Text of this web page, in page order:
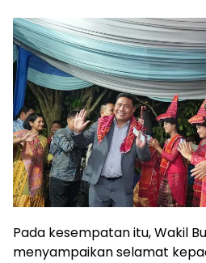
Pada kesempatan itu, Wakil
menyampaikan selamat